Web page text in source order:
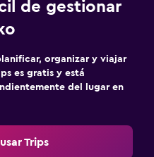
de gestionar
organizar y viajar
es gratis y está
del lugar en
Trips